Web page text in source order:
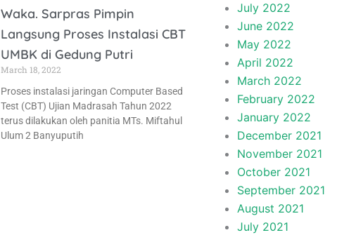
Waka. Sarpras Pimpin
Langsung Proses Instalasi CBT
UMBK di Gedung Putri
March 18, 2022
Proses instalasi jaringan Computer Based
Test (CBT) Ujian Madrasah Tahun 2022
terus dilakukan oleh panitia MTs. Miftahul
Ulum 2 Banyuputih
July 2022
June 2022
May 2022
April 2022
March 2022
February 2022
January 2022
December 2021
November 2021
October 2021
September 2021
August 2021
July 2021